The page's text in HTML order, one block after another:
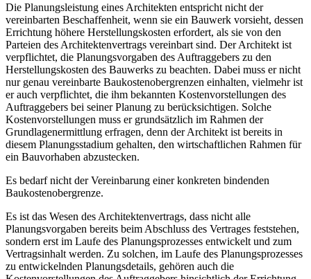
Die Planungsleistung eines Architekten entspricht nicht der
vereinbarten Beschaffenheit, wenn sie ein Bauwerk vorsieht, dessen
Errichtung höhere Herstellungskosten erfordert, als sie von den
Parteien des Architektenvertrags vereinbart sind. Der Architekt ist
verpflichtet, die Planungsvorgaben des Auftraggebers zu den
Herstellungskosten des Bauwerks zu beachten. Dabei muss er nicht
nur genau vereinbarte Baukostenobergrenzen einhalten, vielmehr ist
er auch verpflichtet, die ihm bekannten Kostenvorstellungen des
Auftraggebers bei seiner Planung zu berücksichtigen. Solche
Kostenvorstellungen muss er grundsätzlich im Rahmen der
Grundlagenermittlung erfragen, denn der Architekt ist bereits in
diesem Planungsstadium gehalten, den wirtschaftlichen Rahmen für
ein Bauvorhaben abzustecken.
Es bedarf nicht der Vereinbarung einer konkreten bindenden
Baukostenobergrenze.
Es ist das Wesen des Architektenvertrags, dass nicht alle
Planungsvorgaben bereits beim Abschluss des Vertrages feststehen,
sondern erst im Laufe des Planungsprozesses entwickelt und zum
Vertragsinhalt werden. Zu solchen, im Laufe des Planungsprozesses
zu entwickelnden Planungsdetails, gehören auch die